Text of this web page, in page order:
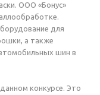
ООО «Бонус»
для
а также
шин в
конкурсе. Это